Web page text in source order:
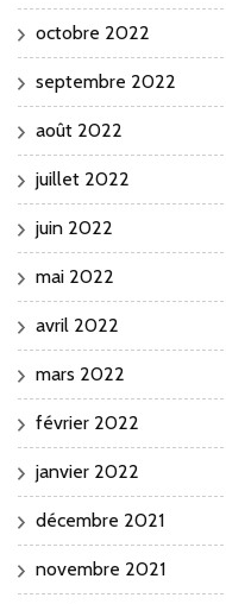
octobre 2022
septembre 2022
août 2022
juillet 2022
juin 2022
mai 2022
avril 2022
mars 2022
février 2022
janvier 2022
décembre 2021
novembre 2021